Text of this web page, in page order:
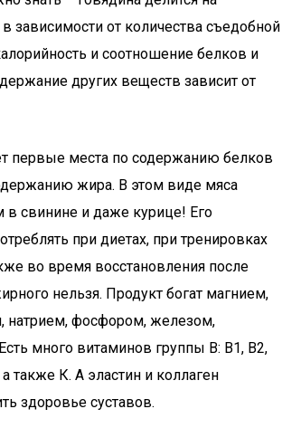
зависимости от количества съедобной
и соотношение белков и
других веществ зависит от
первые места по содержанию белков
жира. В этом виде мяса
свинине и даже курице! Его
при диетах, при тренировках
во время восстановления после
нельзя. Продукт богат магнием,
натрием, фосфором, железом,
много витаминов группы В: В1, В2,
также К. А эластин и коллаген
здоровье суставов.